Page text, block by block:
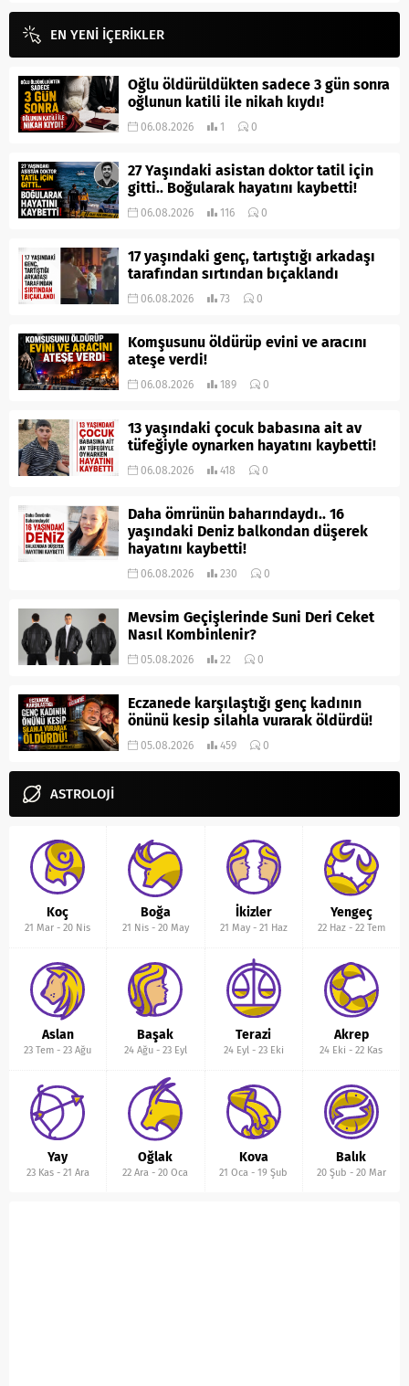
EN YENİ İÇERİKLER
Oğlu öldürüldükten sadece 3 gün sonra
oğlunun katili ile nikah kıydı!
06.08.2026 1 0
27 Yaşındaki asistan doktor tatil için
gitti.. Boğularak hayatını kaybetti!
06.08.2026 116 0
17 yaşındaki genç, tartıştığı arkadaşı
tarafından sırtından bıçaklandı
06.08.2026 73 0
Komşusunu öldürüp evini ve aracını
ateşe verdi!
06.08.2026 189 0
13 yaşındaki çocuk babasına ait av
tüfeğiyle oynarken hayatını kaybetti!
06.08.2026 418 0
Daha ömrünün baharındaydı.. 16
yaşındaki Deniz balkondan düşerek
hayatını kaybetti!
06.08.2026 230 0
Mevsim Geçişlerinde Suni Deri Ceket
Nasıl Kombinlenir?
05.08.2026 22 0
Eczanede karşılaştığı genç kadının
önünü kesip silahla vurarak öldürdü!
05.08.2026 459 0
ASTROLOJİ
Koç
21 Mar -20 Nis
Boğa
21 Nis- 20 May
İkizler
21 May- 21 Haz
Yengeç
22 Haz- 22 Tem
Aslan
23 Tem -23 Ağu
Başak
24 Ağu- 23 Eyl
Terazi
24 Eyl- 23 Eki
Akrep
24 Eki -22 Kas
Yay
23 Kas- 21 Ara
Oğlak
22 Ara -20 Oca
Kova
21 Oca -19 Şub
Balık
20 Şub - 20 Mar